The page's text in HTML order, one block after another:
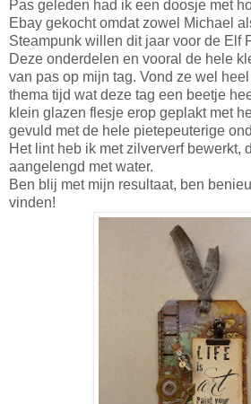
Pas geleden had ik een doosje met
Ebay gekocht omdat zowel Michael
Steampunk willen dit jaar voor de Elf
Deze onderdelen en vooral de hele
van pas op mijn tag. Vond ze wel
thema tijd wat deze tag een beetje
klein glazen flesje erop geplakt met
gevuld met de hele pietepeuterige
Het lint heb ik met zilververf bewerkt,
aangelengd met water.
Ben blij met mijn resultaat, ben
vinden!